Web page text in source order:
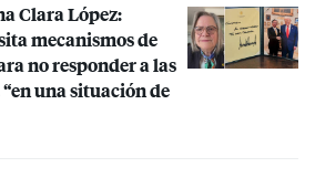
Clara López:
mecanismos de
no responder a las
“en una situación de